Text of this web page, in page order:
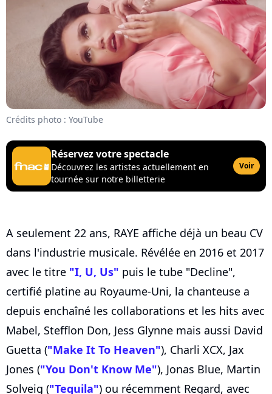
Crédits photo : YouTube
Réservez votre spectacle
Découvrez les artistes actuellement en
tournée sur notre billetterie
Voir
A seulement 22 ans, RAYE affiche déjà un beau CV
dans l'industrie musicale. Révélée en 2016 et 2017
avec le titre "I, U, Us" puis le tube "Decline",
certifié platine au Royaume-Uni, la chanteuse a
depuis enchaîné les collaborations et les hits avec
Mabel, Stefflon Don, Jess Glynne mais aussi David
Guetta ("Make It To Heaven"), Charli XCX, Jax
Jones ("You Don't Know Me"), Jonas Blue, Martin
Solveig ("Tequila") ou récemment Regard, avec